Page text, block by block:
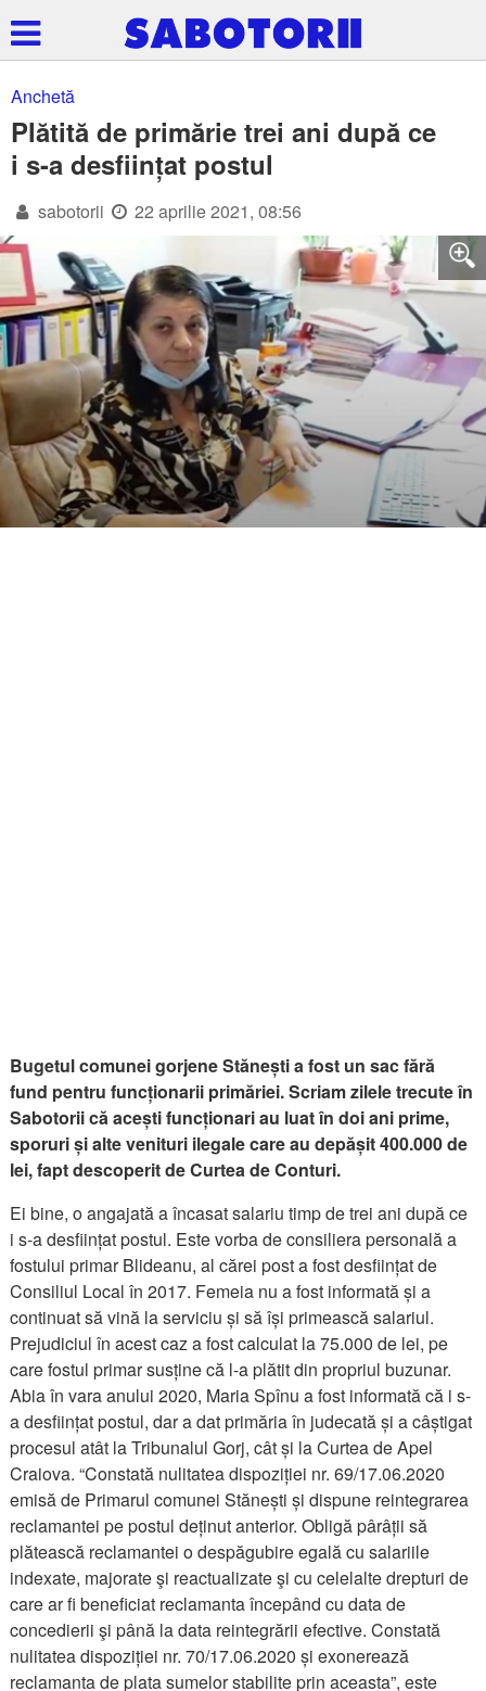
Anchetă
Plătită de primărie trei ani după ce
i s-a desființat postul
sabotorii 22 aprilie 2021, 08:56
Bugetul comunei gorjene Stănești a fost un sac fără
fund pentru funcționarii primăriei. Scriam zilele trecute în
Sabotorii că acești funcționari au luat în doi ani prime,
sporuri și alte venituri ilegale care au depășit 400.000 de
lei, fapt descoperit de Curtea de Conturi.
Ei bine, o angajată a încasat salariu timp de trei ani după ce
i s-a desființat postul. Este vorba de consiliera personală a
fostului primar Blideanu, al cărei post a fost desființat de
Consiliul Local în 2017. Femeia nu a fost informată și a
continuat să vină la serviciu și să își primească salariul.
Prejudiciul în acest caz a fost calculat la 75.000 de lei, pe
care fostul primar susține că l-a plătit din propriul buzunar.
Abia în vara anului 2020, Maria Spînu a fost informată că i s-
a desființat postul, dar a dat primăria în judecată și a câștigat
procesul atât la Tribunalul Gorj, cât și la Curtea de Apel
Craiova. “Constată nulitatea dispoziției nr. 69/17.06.2020
emisă de Primarul comunei Stănești și dispune reintegrarea
reclamantei pe postul deținut anterior. Obligă pârâții să
plătească reclamantei o despăgubire egală cu salariile
indexate, majorate şi reactualizate şi cu celelalte drepturi de
care ar fi beneficiat reclamanta începând cu data de
concedierii şi până la data reintegrării efective. Constată
nulitatea dispoziției nr. 70/17.06.2020 și exonerează
reclamanta de plata sumelor stabilite prin aceasta”, este